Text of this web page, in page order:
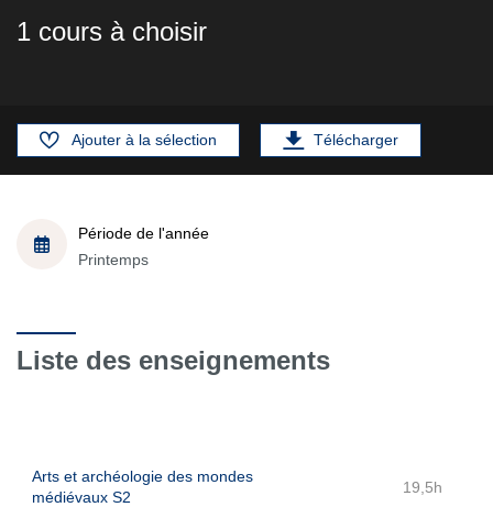
1 cours à choisir
Ajouter à la sélection Télécharger
Période de l'année
Printemps
Liste des enseignements
Arts et archéologie des mondes
médiévaux S2
19,5h